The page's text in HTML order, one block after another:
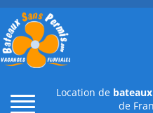
Location de
de